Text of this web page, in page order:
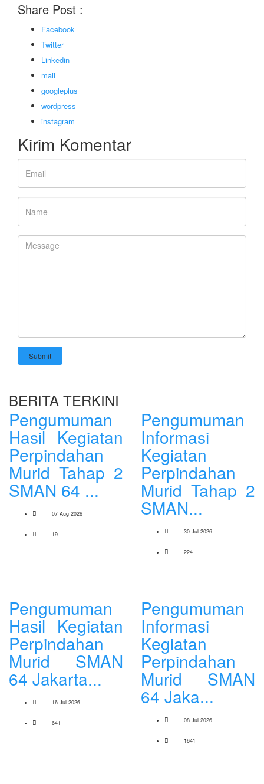
Share Post :
Facebook
Twitter
Linkedin
mail
googleplus
wordpress
instagram
Kirim Komentar
Submit
BERITA TERKINI
Pengumuman
Hasil Kegiatan
Perpindahan
Murid Tahap 2
SMAN 64 ...
07 Aug 2026
19
Pengumuman
Informasi
Kegiatan
Perpindahan
Murid Tahap 2
SMAN...
30 Jul 2026
224
Pengumuman
Hasil Kegiatan
Perpindahan
Murid SMAN
64 Jakarta...
16 Jul 2026
641
Pengumuman
Informasi
Kegiatan
Perpindahan
Murid SMAN
64 Jaka...
08 Jul 2026
1641